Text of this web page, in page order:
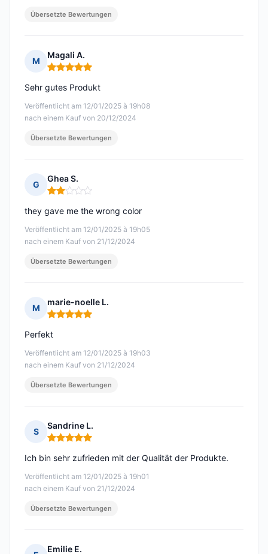
Übersetzte Bewertungen
M
Magali A.
Hinweis: 5 von 5
Veröffentlicht am 12/01/2025 à 19h08
nach einem Kauf von 20/12/2024
Sehr gutes Produkt
Übersetzte Bewertungen
G
Ghea S.
Hinweis: 2 von 5
Veröffentlicht am 12/01/2025 à 19h05
nach einem Kauf von 21/12/2024
they gave me the wrong color
Übersetzte Bewertungen
M
marie-noelle L.
Hinweis: 5 von 5
Veröffentlicht am 12/01/2025 à 19h03
nach einem Kauf von 21/12/2024
Perfekt
Übersetzte Bewertungen
S
Sandrine L.
Hinweis: 5 von 5
Veröffentlicht am 12/01/2025 à 19h01
nach einem Kauf von 21/12/2024
Ich bin sehr zufrieden mit der Qualität der Produkte.
Übersetzte Bewertungen
Emilie E.